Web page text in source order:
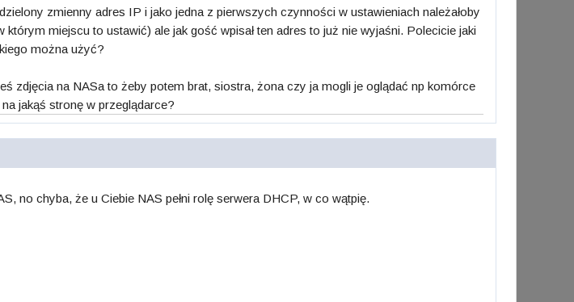
zmienny adres IP i jako jedna z pierwszych czynności w ustawieniach należałoby
miejscu to ustawić) ale jak gość wpisał ten adres to już nie wyjaśni. Polecicie jaki
można użyć?
zdjęcia na NASa to żeby potem brat, siostra, żona czy ja mogli je oglądać np komórce
jakąś stronę w przeglądarce?
no chyba, że u Ciebie NAS pełni rolę serwera DHCP, w co wątpię.